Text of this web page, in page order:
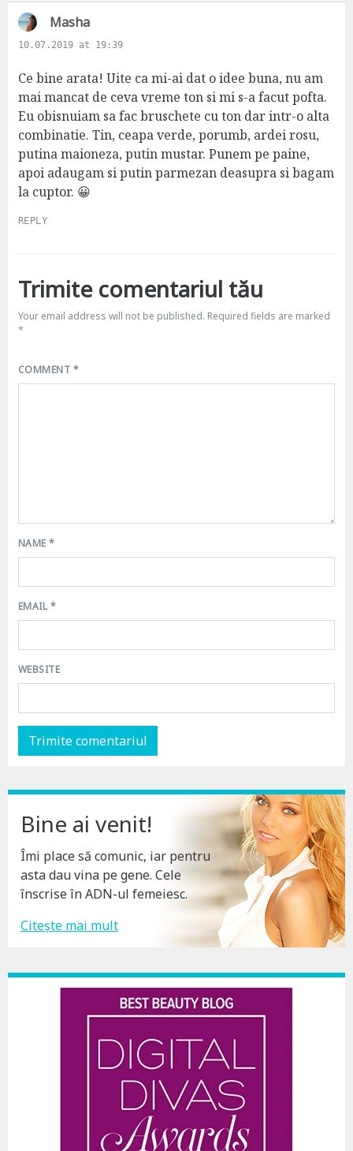
Mashas
a
s
:
10.07.2019 at 19:39
Ce bine arata! Uite ca mi-ai dat o idee buna, nu am
mai mancat de ceva vreme ton si mi s-a facut pofta.
Eu obisnuiam sa fac bruschete cu ton dar intr-o alta
combinatie. Tin, ceapa verde, porumb, ardei rosu,
putina maioneza, putin mustar. Punem pe paine,
apoi adaugam si putin parmezan deasupra si bagam
la cuptor. 😀
REPLY
Trimite comentariul tău
Your email address will not be published. Required fields are marked
*
COMMENT *
NAME*
EMAIL*
WEBSITE
Bine ai venit!
Îmi place să comunic, iar pentru
asta dau vina pe gene. Cele
înscrise în ADN-ul femeiesc.
Citește mai mult